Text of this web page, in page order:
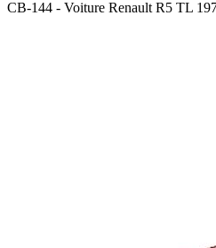
CB-144 - Voiture Renault R5 TL